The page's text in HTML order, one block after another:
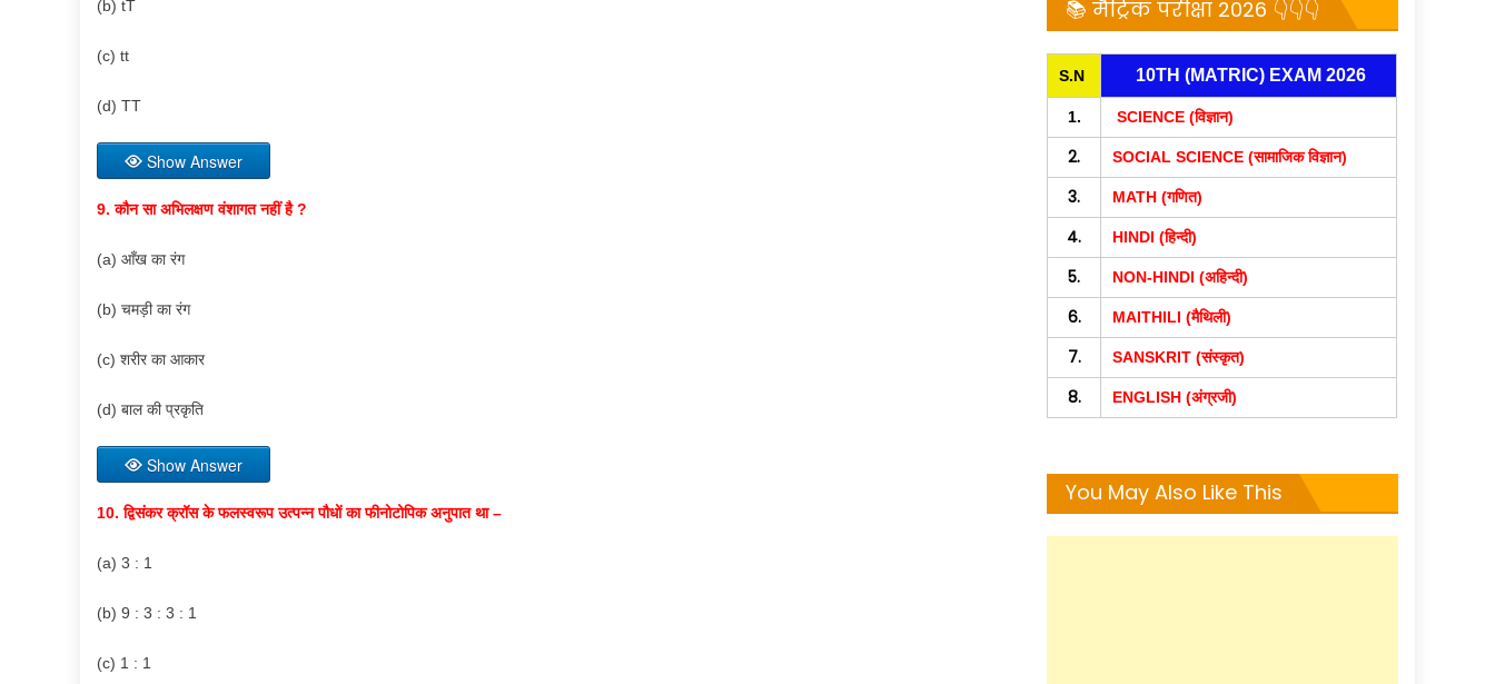
(b) tT
(c) tt
(d) TT
Show Answer
9. कौन सा अभिलक्षण वंशागत नहीं है ?
(a) आँख का रंग
(b) चमड़ी का रंग
(c) शरीर का आकार
(d) बाल की प्रकृति
Show Answer
10. द्विसंकर क्रॉस के फलस्वरूप उत्पन्न पौधों का फीनोटोपिक अनुपात था –
(a) 3 : 1
(b) 9 : 3 : 3 : 1
(c) 1 : 1
📚 मैट्रिक परीक्षा 2026 👇👇👇
S.N 10TH (MATRIC) EXAM 2026
1. SCIENCE (विज्ञान)
2. SOCIAL SCIENCE (सामाजिक विज्ञान)
3. MATH (गणित)
4. HINDI (हिन्दी)
5. NON-HINDI (अहिन्दी)
6. MAITHILI (मैथिली)
7. SANSKRIT (संस्कृत)
8. ENGLISH (अंग्रजी)
You May Also Like This